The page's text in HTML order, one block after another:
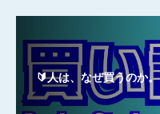
🔰人は、なぜ買うのか。